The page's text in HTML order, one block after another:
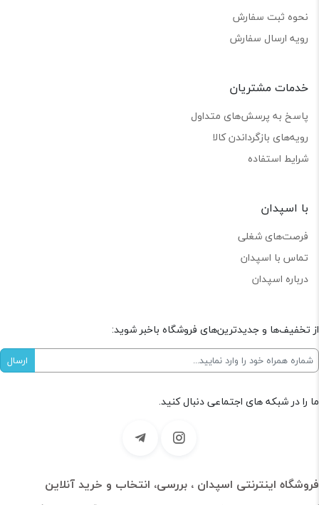
نحوه ثبت سفارش
رویه ارسال سفارش
خدمات مشتریان
پاسخ به پرسش‌های متداول
رویه‌های بازگرداندن کالا
شرایط استفاده
با اسپدان
فرصت‌های شغلی
تماس با اسپدان
درباره اسپدان
از تخفیف‌ها و جدیدترین‌های فروشگاه باخبر شوید:
ما را در شبکه های اجتماعی دنبال کنید.
فروشگاه اینترنتی اسپدان ، بررسی، انتخاب و خرید آنلاین